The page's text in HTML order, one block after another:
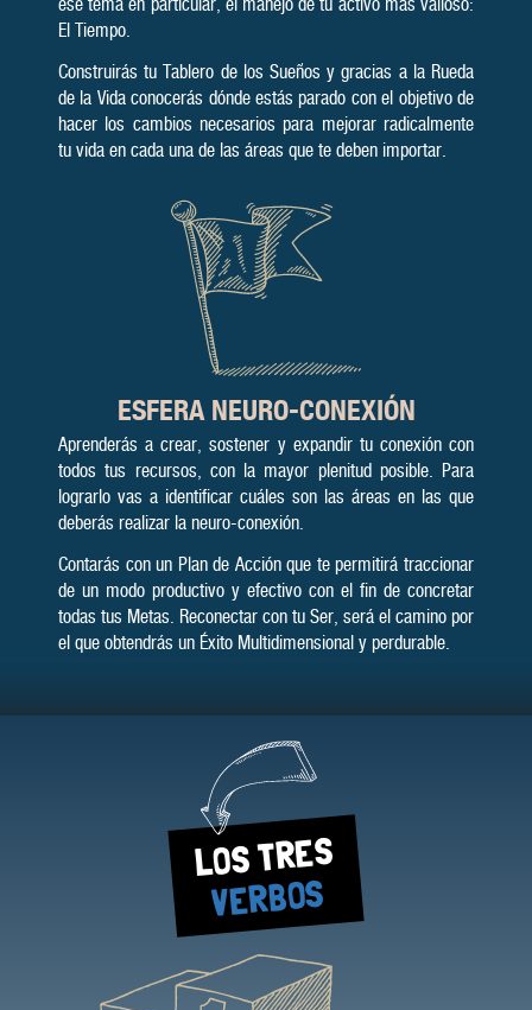
El Tiempo.
Construirás tu Tablero de los Sueños y gracias a la Rueda
de la Vida conocerás dón­de estás parado con el objetivo de
ha­cer los cam­bios ne­cesa­rios para me­jo­rar ra­dical­men­te
tu vida en cada una de las áreas que te deben importar.
ESFERA NEURO-CONEXIÓN
Apren­derás a crear, sostener y expandir tu co­nexión con
todos tus recursos, con la mayor ple­ni­tud posi­ble. Para
lograrlo vas a iden­tifi­car cuáles son las áreas en las que
deberás realizar la neuro-conexión.
Contarás con un Plan de Acción que te permitirá traccionar
de un modo produc­tivo y efectivo con el fin de con­cretar
todas tus Metas. Reco­nectar con tu Ser, será el camino por
el que obten­drás un Éxito Mul­tidimen­sional y perdu­rable.
LOS TRES
VERBOS